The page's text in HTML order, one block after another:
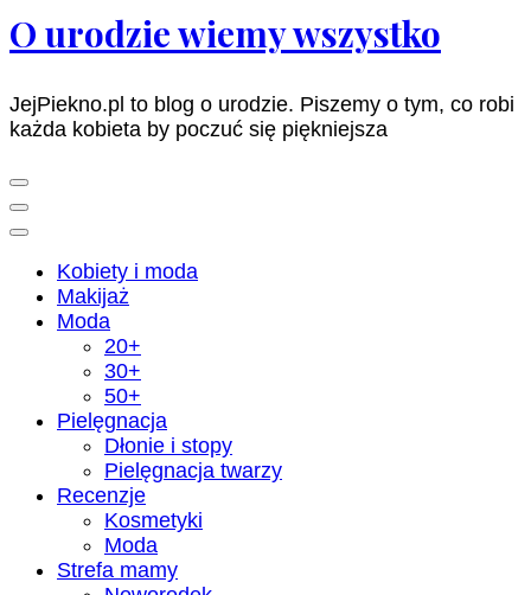
O urodzie wiemy wszystko
JejPiekno.pl to blog o urodzie. Piszemy o tym, co robi
każda kobieta by poczuć się piękniejsza
Kobiety i moda
Makijaż
Moda
20+
30+
50+
Pielęgnacja
Dłonie i stopy
Pielęgnacja twarzy
Recenzje
Kosmetyki
Moda
Strefa mamy